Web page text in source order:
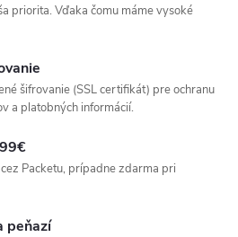
priorita. Vďaka čomu máme vysoké
šifrovanie (SSL certifikát) pre ochranu
a platobných informácií.
Packetu, prípadne zdarma pri
peňazí